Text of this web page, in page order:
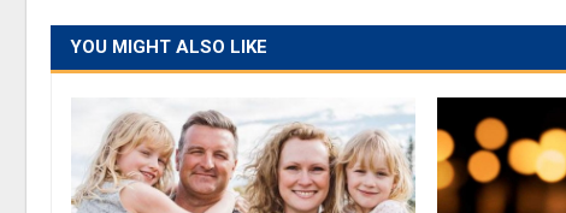
YOU MIGHT ALSO LIKE